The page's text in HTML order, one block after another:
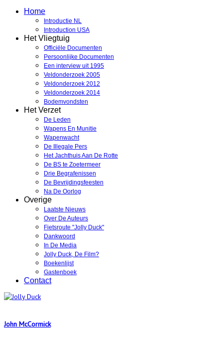
Home
Introductie NL
Introduction USA
Het Vliegtuig
Officiële Documenten
Persoonlijke Documenten
Een interview uit 1995
Veldonderzoek 2005
Veldonderzoek 2012
Veldonderzoek 2014
Bodemvondsten
Het Verzet
De Leden
Wapens En Munitie
Wapenwacht
De Illegale Pers
Het Jachthuis Aan De Rotte
De BS te Zoetermeer
Drie Begrafenissen
De Bevrijdingsfeesten
Na De Oorlog
Overige
Laatste Nieuws
Over De Auteurs
Fietsroute "Jolly Duck"
Dankwoord
In De Media
Jolly Duck, De Film?
Boekenlijst
Gastenboek
Contact
John McCormick